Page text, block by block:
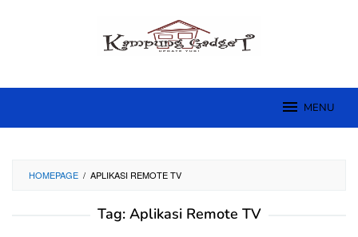
MENU
HOMEPAGE / APLIKASI REMOTE TV
Tag: Aplikasi Remote TV